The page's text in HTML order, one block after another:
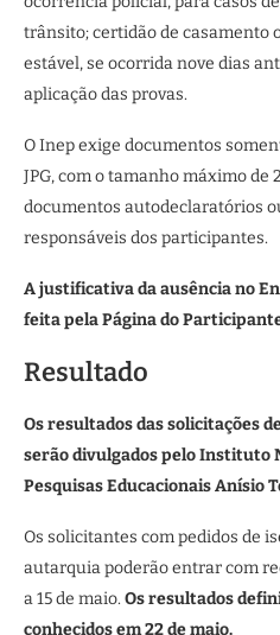
trânsito; certidão de casamento
estável, se ocorrida nove dias
aplicação das provas.
O Inep exige documentos
JPG, com o tamanho máximo de
documentos autodeclaratórios
responsáveis dos participantes.
A justificativa da ausência no
feita pela Página do
Resultado
Os resultados das solicitações
serão divulgados pelo Instituto
Pesquisas Educacionais Anísio
Os solicitantes com pedidos de
autarquia poderão entrar com
a 15 de maio. Os resultados
conhecidos em 22 de maio.